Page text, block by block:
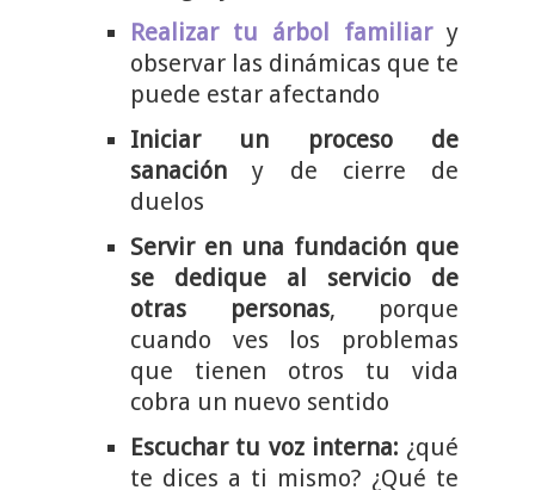
Realizar tu árbol familiar y
observar las dinámicas que te
puede estar afectando
Iniciar un proceso de
sanación y de cierre de
duelos
Servir en una fundación que
se dedique al servicio de
otras personas, porque
cuando ves los problemas
que tienen otros tu vida
cobra un nuevo sentido
Escuchar tu voz interna: ¿qué
te dices a ti mismo? ¿Qué te